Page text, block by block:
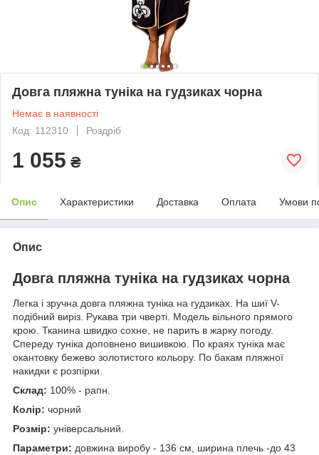
Довга пляжна туніка на гудзиках чорна
Немає в наявності
Код: 112310
Роздріб
1 055 ₴
Опис Характеристики Доставка Оплата Умови
Опис
Довга пляжна туніка на гудзиках чорна
Легка і зручна довга пляжна туніка на гудзиках. На шиї V-
подібний виріз. Рукава три чверті. Модель вільного прямого
крою. Тканина швидко сохне, не парить в жарку погоду.
Спереду туніка доповнено вишивкою. По краях туніка має
окантовку бежево золотистого кольору. По бакам пляжної
накидки є розпірки.
Склад: 100% - рапн.
Колір: чорний
Розмір: універсальний.
Параметри: довжина виробу - 136 см, ширина плечь -до 43